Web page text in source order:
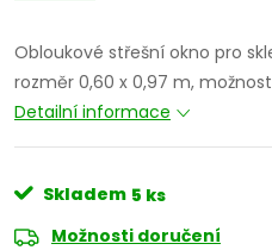
Obloukové střešní okno pro
rozměr 0,60 x 0,97 m,
Detailní informace
Skladem 5 ks
Možnosti doručení